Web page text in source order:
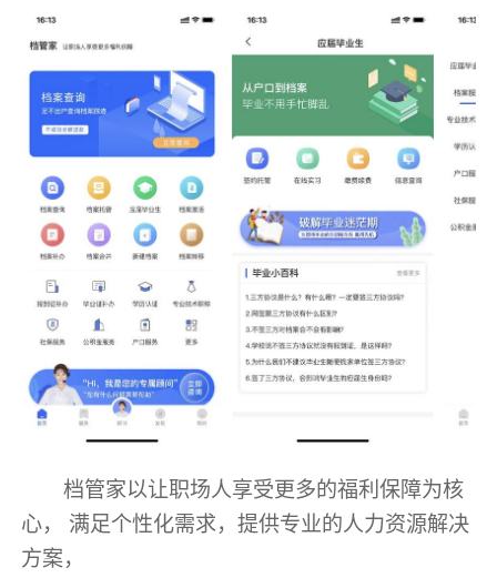
档管家以让职场人享受更多的福利保障为核
心， 满足个性化需求，提供专业的人力资源解决
方案，